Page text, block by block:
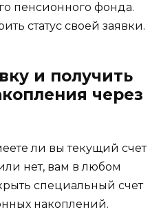
пенсионного фонда.
статус своей заявки.
и получить
через
ли вы текущий счет
нет, вам в любом
специальный счет
накоплений.